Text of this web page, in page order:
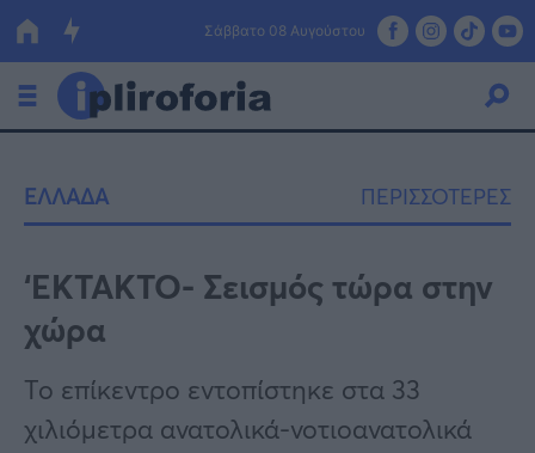
Σάββατο 08 Αυγούστου
Οικονομία
Πολιτική
Τράπεζες
Επιδοτήσεις
ΕΣΠΑ
Κόσμος
Lifestyle
ΕΛΛΑΔΑ ΠΕΡΙΣΣΟΤΕΡΕΣ
‘EKTAKTO- Σεισμός τώρα στην
χώρα
Το επίκεντρο εντοπίστηκε στα 33
χιλιόμετρα ανατολικά-νοτιοανατολικά